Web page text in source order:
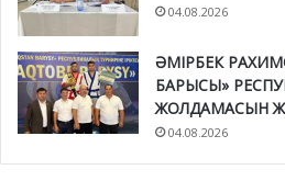
04.08.2026
ӘМІРБЕК
БАРЫСЫ»
ЖОЛДАМАСЫН
04.08.2026